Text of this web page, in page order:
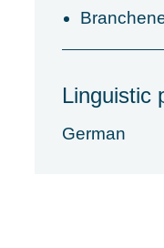
Linguistic
German